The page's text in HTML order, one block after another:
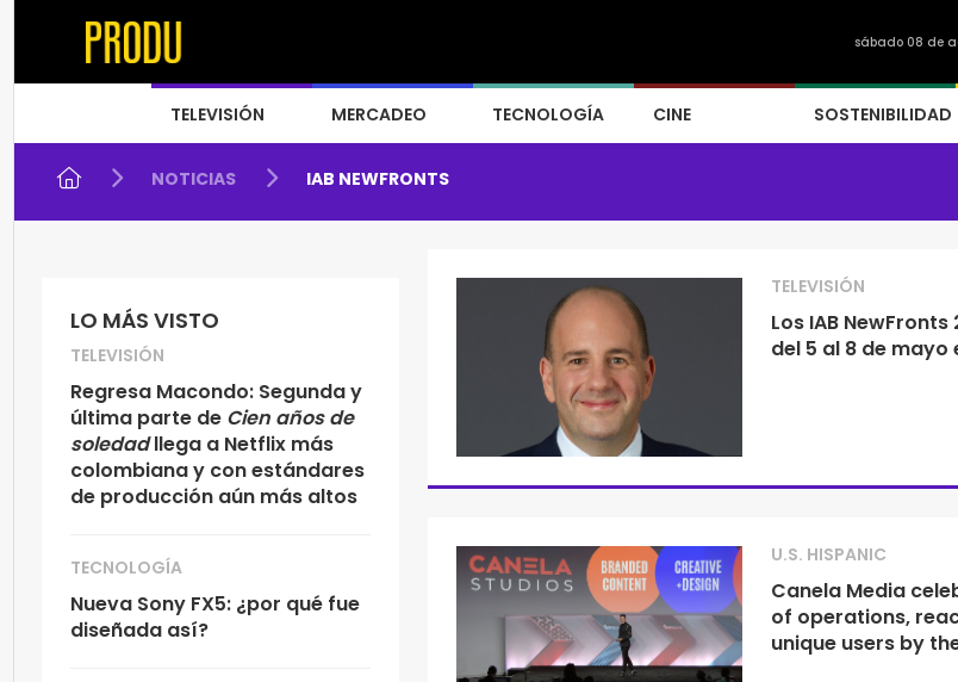
sábado 08 de
TELEVISIÓN MERCADEO TECNOLOGÍA CINE SOSTENIBILIDAD
NOTICIAS IAB NEWFRONTS
LO MÁS VISTO
TELEVISIÓN
Regresa Macondo: Segunda y
última parte de Cien años de
soledadllega a Netflix más
colombiana y con estándares
de producción aún más altos
TECNOLOGÍA
Nueva Sony FX5: ¿por qué fue
diseñada así?
TELEVISIÓN
Los IAB
del 5 al 8 de mayo
U.S. HISPANIC
Canela Media
of operations,
unique users by